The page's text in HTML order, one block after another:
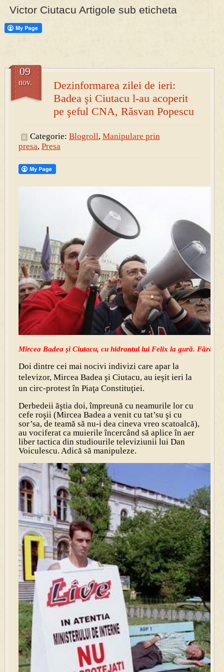
Victor Ciutacu Artigole sub eticheta
Dezinformarea zilei de ieri:
Badea şi Ciutacu l-au acoperit
pe şeful CNA, Răsvan Popescu
09
nov.
Categorie: Blogroll, Manipulare prin
presa, Presa
Mircea Badea şi Ciutacu, cu hidrantul lui Felix la gură. Fără
Doi dintre cei mai nocivi indivizi care apar la
televizor, Mircea Badea şi Ciutacu, au ieşit ieri la
un circ-protest în Piaţa Constituţiei.
Derbedeii ăştia doi, împreună cu neamurile lor cu
cefe roşii (Mircea Badea a venit cu tat’su şi cu
sor’sa, de teamă să nu-i dea cineva vreo scatoalcă),
au vociferat ca muierile încercând să aplice în aer
liber tactica din studiourile televiziunii lui Dan
Voiculescu. Adică să manipuleze.